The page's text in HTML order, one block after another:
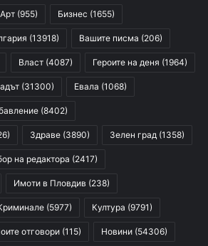
Арт (955) Бизнес (1655)
(13918) Вашите писма (206)
Власт (4087) Героите на деня (1964)
(31300) Евала (1068)
(8402)
Здраве (3890) Зелен град (1358)
на редактора (2417)
Имоти в Пловдив (238)
(5977) Култура (9791)
отговори (115) Новини (54306)